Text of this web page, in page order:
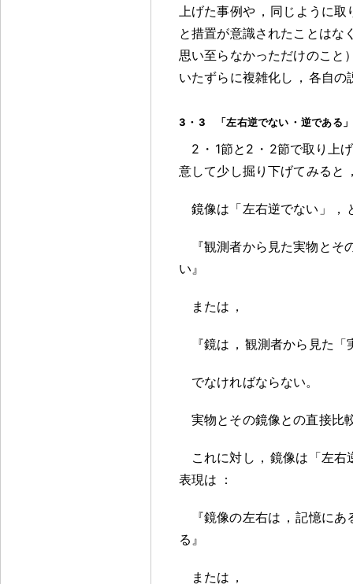
上げた事例や ， 同じように取
と措置が意識されたことはな
思い至らなかっただけのこと
いたずらに複雑化し ， 各自の
3 ・ 3 「左右逆でない ・ 逆である
2 ・ 1節と2 ・ 2節で取り上
意して少し掘り下げてみると
鏡像は「左右逆でない」 ，
『観測者から見た実物と
い』
または ，
『鏡は ， 観測者から見た「
でなければならない。
実物とその鏡像との直接比
これに対し ， 鏡像は「左右
表現は ：
『鏡像の左右は ， 記憶にあ
る』
または ，